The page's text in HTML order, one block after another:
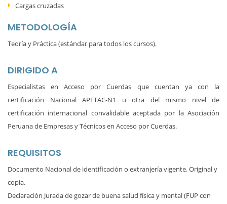
Cargas cruzadas
METODOLOGÍA
Teoría y Práctica (estándar para todos los cursos).
DIRIGIDO A
Especialistas en Acceso por Cuerdas que cuentan ya con la
certificación Nacional APETAC-N1 u otra del mismo nivel de
certificación internacional convalidable aceptada por la Asociación
Peruana de Empresas y Técnicos en Acceso por Cuerdas.
REQUISITOS
Documento Nacional de identificación o extranjería vigente. Original y
copia.
Declaración Jurada de gozar de buena salud física y mental (FUP con